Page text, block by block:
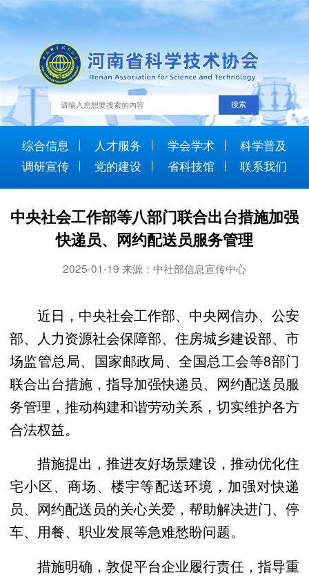
综合信息 人才服务 学会学术
科学普及
调研宣传
党的建设 省科技馆 联系我们
中央社会工作部等八部门联合出台措施加强
快递员、网约配送员服务管理
2025-01-19 来源：中社部信息宣传中心
近日，中央社会工作部、中央网信办、公安
部、人力资源社会保障部、住房城乡建设部、市
场监管总局、国家邮政局、全国总工会等8部门
联合出台措施，指导加强快递员、网约配送员服
务管理，推动构建和谐劳动关系，切实维护各方
合法权益。
措施提出，推进友好场景建设，推动优化住
宅小区、商场、楼宇等配送环境，加强对快递
员、网约配送员的关心关爱，帮助解决进门、停
车、用餐、职业发展等急难愁盼问题。
措施明确，敦促平台企业履行责任，指导重